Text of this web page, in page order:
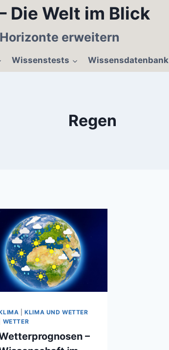
Die Welt im Blick
erweitern
Wissenstests Wissensdatenbank
Regen
|KLIMA UND WETTER
WETTER
–